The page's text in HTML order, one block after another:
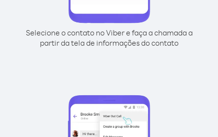
Selecione o contato no Viber e faça a chamada a
partir da tela de informações do contato